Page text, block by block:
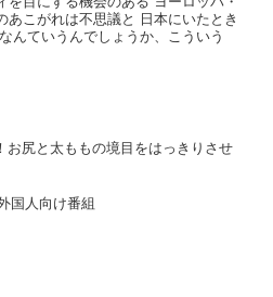
あこがれは不思議と 日本にいたとき
んていうんでしょうか、こういう
お尻と太ももの境目をはっきりさせ
国人向け番組